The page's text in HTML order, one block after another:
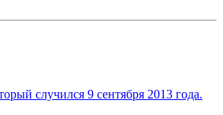
случился 9 сентября 2013 года.